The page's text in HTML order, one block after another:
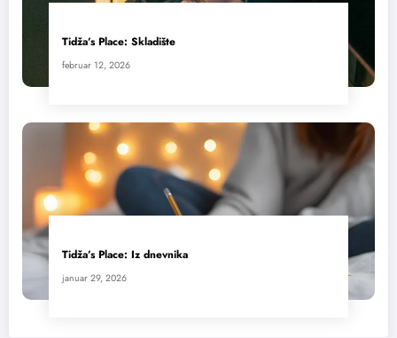
Tidža’s Place: Skladište
februar 12, 2026
Tidža’s Place: Iz dnevnika
januar 29, 2026